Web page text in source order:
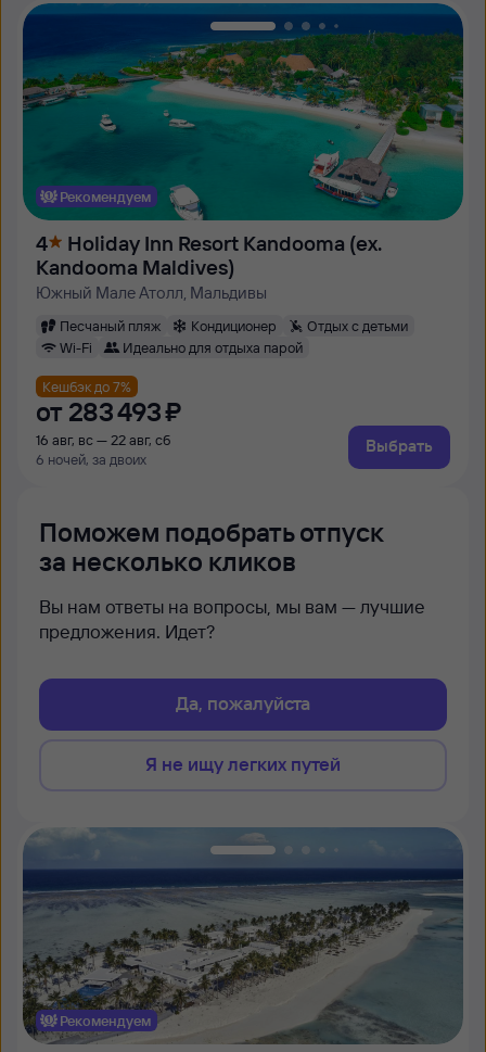
Рекомендуем
4
Holiday Inn Resort Kandooma (ex.
Kandooma Maldives)
Южный Мале Атолл, Мальдивы
Песчаный пляж Кондиционер
Отдых с детьми
Wi-Fi
Идеально для отдыха парой
Кешбэк до 7%
от 283 ⁠493 ⁠₽
16 авг, вс — 22 авг, сб
6 ночей, за двоих
Выбрать
Поможем подобрать отпуск
за несколько кликов
Вы нам ответы на вопросы, мы вам — лучшие
предложения. Идет?
Да, пожалуйста
Я не ищу легких путей
Рекомендуем